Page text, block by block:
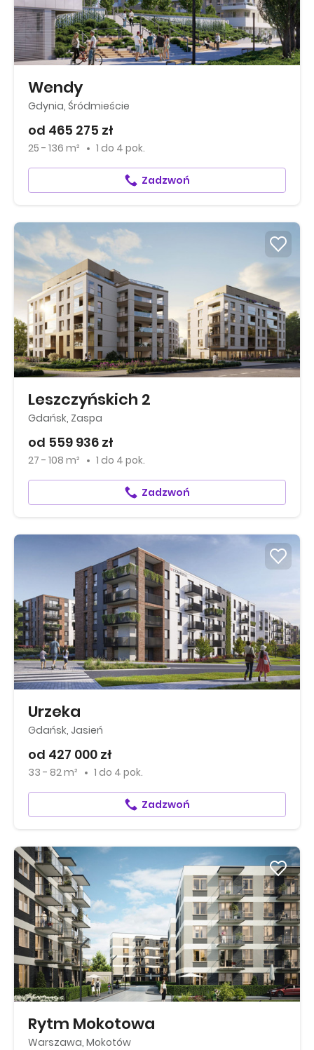
Wendy
Gdynia, Śródmieście
od 465 275 zł
25 - 136 m² 1 do 4 pok.
Zadzwoń
Leszczyńskich 2
Gdańsk, Zaspa
od 559 936 zł
27 - 108 m² 1 do 4 pok.
Zadzwoń
Urzeka
Gdańsk, Jasień
od 427 000 zł
33 - 82 m² 1 do 4 pok.
Zadzwoń
Rytm Mokotowa
Warszawa, Mokotów